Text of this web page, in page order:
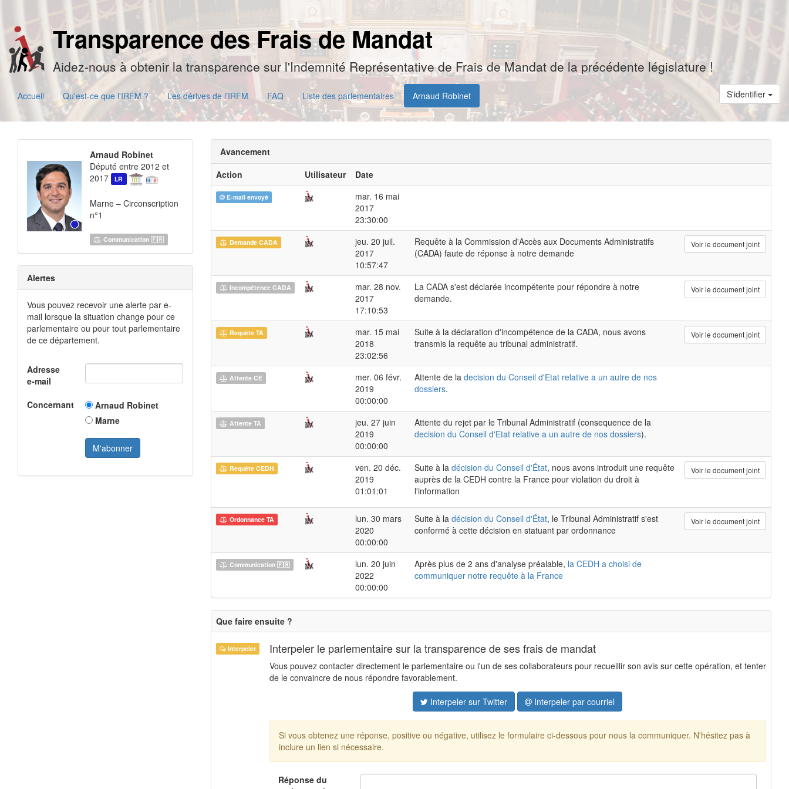
Transparence des Frais de Mandat
Aidez-nous à obtenir la transparence sur l'Indemnité Représentative de Frais de Mandat de la précédente législature !
Accueil Qu'est-ce que l'IRFM ? Les dérives de l'IRFM FAQ Liste des parlementaires Arnaud Robinet S'identifier
Arnaud Robinet
Député entre 2012 et
2017
LR
Marne – Circonscription
n°1
Communication 🇫🇷
Alertes
Vous pouvez recevoir une alerte par e-
mail lorsque la situation change pour ce
parlementaire ou pour tout parlementaire
de ce département.
Adresse
e-mail
Concernant
Arnaud Robinet
Marne
Avancement
Action
Utilisateur Date
E-mail envoyé
mar. 16 mai
2017
23:30:00
Demande CADA
jeu. 20 juil.
2017
10:57:47
Requête à la Commission d'Accès aux Documents Administratifs
(CADA) faute de réponse à notre demande
Voir le document joint
Incompétence CADA
mar. 28 nov.
2017
17:10:53
La CADA s'est déclarée incompétente pour répondre à notre
demande.
Voir le document joint
Requête TA
mar. 15 mai
2018
23:02:56
Suite à la déclaration d'incompétence de la CADA, nous avons
transmis la requête au tribunal administratif.
Voir le document joint
Attente CE
mer. 06 févr.
2019
00:00:00
Attente de la decision du Conseil d'Etat relative a un autre de nos
dossiers.
Attente TA
jeu. 27 juin
2019
00:00:00
Attente du rejet par le Tribunal Administratif (consequence de la
decision du Conseil d'Etat relative a un autre de nos dossiers).
Requête CEDH
ven. 20 déc.
2019
01:01:01
Suite à la décision du Conseil d'État, nous avons introduit une requête
auprès de la CEDH contre la France pour violation du droit à
l'information
Voir le document joint
Ordonnance TA
lun. 30 mars
2020
00:00:00
Suite à la décision du Conseil d'État, le Tribunal Administratif s'est
conformé à cette décision en statuant par ordonnance
Voir le document joint
Communication 🇫🇷
lun. 20 juin
2022
00:00:00
Après plus de 2 ans d'analyse préalable, la CEDH a choisi de
communiquer notre requête à la France
Que faire ensuite ?
Interpeler Interpeler le parlementaire sur la transparence de ses frais de mandat
Vous pouvez contacter directement le parlementaire ou l'un de ses collaborateurs pour recueillir son avis sur cette opération, et tenter
de le convaincre de nous répondre favorablement.
Interpeler sur Twitter Interpeler par courriel
Si vous obtenez une réponse, positive ou négative, utilisez le formulaire ci-dessous pour nous la communiquer. N'hésitez pas à
inclure un lien si nécessaire.
Réponse du